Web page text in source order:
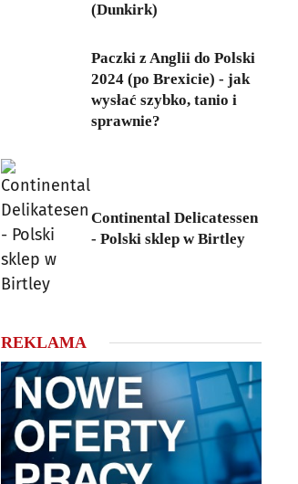
(Dunkirk)
Paczki z Anglii do Polski
2024 (po Brexicie) - jak
wysłać szybko, tanio i
sprawnie?
Continental Delicatessen
- Polski sklep w Birtley
REKLAMA